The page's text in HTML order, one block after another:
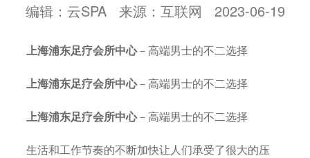
编辑：云SPA 来源：互联网 2023-06-19
上海浦东足疗会所中心－高端男士的不二选择
上海浦东足疗会所中心－高端男士的不二选择
上海浦东足疗会所中心－高端男士的不二选择
生活和工作节奏的不断加快让人们承受了很大的压